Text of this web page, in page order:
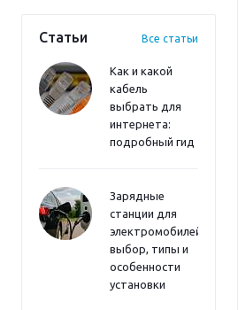
Статьи Все статьи
Как и какой
кабель
выбрать для
интернета:
подробный гид
Зарядные
станции для
электромобилей:
выбор, типы и
особенности
установки